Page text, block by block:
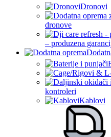
Dronovi
dronove
– produzena
kontroleri
Kablovi